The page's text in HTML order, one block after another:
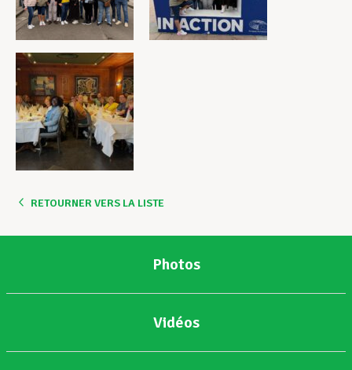
RETOURNER VERS LA LISTE
Photos
Vidéos